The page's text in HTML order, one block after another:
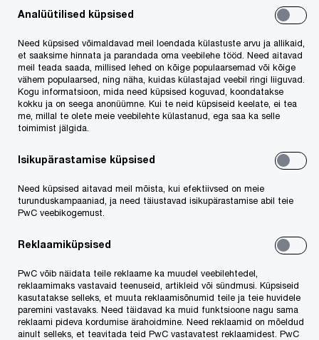
peaksid hakkama regulaarselt dividende jaotama,
15% teenitud kasumist. Kui nad seda ei tee,
maksustatakse Eesti tütarühingu kasum tema
emaühingu tasemel vastava riigi tulumaksuga.
Eesti on palunud küll leevendusmeetmeid, mis
võimaldavad maksu tasumist mõned aastad
viivitada, aga suures plaanis see pilti ei muuda.
Esiteks peaks see olema positiivne uudis
poliitikutele, sest lähiaastatel on oodata
riigieelarvesse täiendavat tulumaksulaekumist.
rahvusvaheliste kontsernide tütarühinguid Eestis
dividende jaotama. Piitsana eksisteerib oht, et
vastasel juhul maksustatakse Eesti kasumid
Analüütilised küpsised
Need küpsised võimaldavad meil loendada külastuste arvu ja allikaid,
et saaksime hinnata ja parandada oma veebilehe tööd. Need aitavad
meil teada saada, millised lehed on kõige populaarsemad või kõige
vähem populaarsed, ning näha, kuidas külastajad veebil ringi liiguvad.
Kogu informatsioon, mida need küpsised koguvad, koondatakse
kokku ja on seega anonüümne. Kui te neid küpsiseid keelate, ei tea
me, millal te olete meie veebilehte külastanud, ega saa ka selle
toimimist jälgida.
Isikupärastamise küpsised
Need küpsised aitavad meil mõista, kui efektiivsed on meie
turunduskampaaniad, ja need täiustavad isikupärastamise abil teie
PwC veebikogemust.
Reklaamiküpsised
PwC võib näidata teile reklaame ka muudel veebilehtedel,
reklaamimaks vastavaid teenuseid, artikleid või sündmusi. Küpsiseid
kasutatakse selleks, et muuta reklaamisõnumid teile ja teie huvidele
paremini vastavaks. Need täidavad ka muid funktsioone nagu sama
reklaami pideva kordumise ärahoidmine. Need reklaamid on mõeldud
ainult selleks, et teavitada teid PwC vastavatest reklaamidest. PwC